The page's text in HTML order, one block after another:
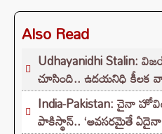
Also Read
Udhayanidhi Stalin:
చూసింది.. ఉదయనిధి కీలక
India-Pakistan: చైనా
పాకిస్థాన్.. ‘అవసరమైతే ఏదైనా